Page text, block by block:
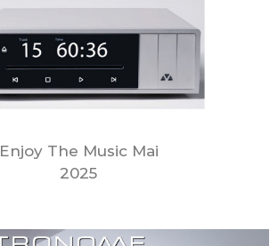
Enjoy The Music Mai
2025